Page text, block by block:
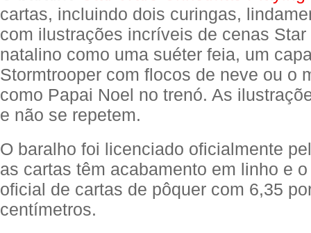
cartas, incluindo dois curingas,
com ilustrações incríveis de cenas
natalino como uma suéter feia, um
Stormtrooper com flocos de neve ou o
como Papai Noel no trenó. As
e não se repetem.
O baralho foi licenciado oficialmente
as cartas têm acabamento em linho e
oficial de cartas de pôquer com 6,35
centímetros.